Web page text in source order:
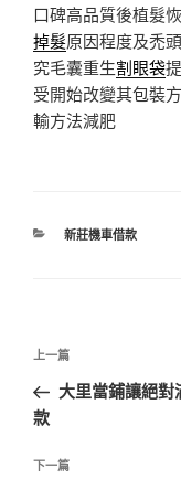
口碑高品質後植髮
掉髮原因程度及禿
究毛囊重生割眼袋
受開始改變其包裝
輸方法減肥
分
新莊機車借款
文
導
覽
上
一
篇
章
上一篇
大里當鋪讓絕
款
下
下一篇